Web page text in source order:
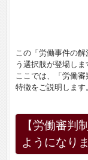
この「労働事件の
う選択肢が登場しま
ここでは、「労働
特徴をご説明します
【労働審判
ようになりま